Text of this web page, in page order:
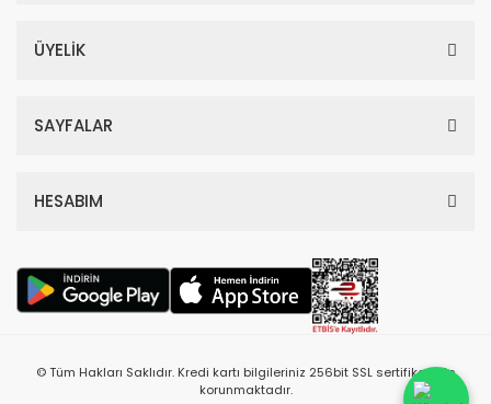
ÜYELİK
SAYFALAR
HESABIM
© Tüm Hakları Saklıdır. Kredi kartı bilgileriniz 256bit SSL sertifikası ile
korunmaktadır.